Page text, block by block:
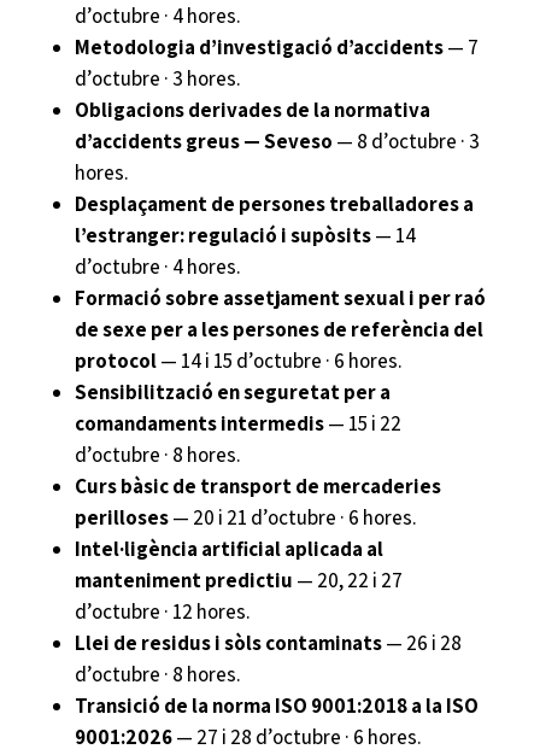
d’octubre · 4 hores.
Metodologia d’investigació d’accidents— 7
d’octubre · 3 hores.
Obligacions derivades de la normativa
d’accidents greus — Seveso — 8 d’octubre · 3
hores.
Desplaçament de persones treballadores a
l’estranger: regulació i supòsits— 14
d’octubre · 4 hores.
Formació sobre assetjament sexual i per raó
de sexe per a les persones de referència del
protocol— 14 i 15 d’octubre · 6 hores.
Sensibilització en seguretat per a
comandaments intermedis— 15 i 22
d’octubre · 8 hores.
Curs bàsic de transport de mercaderies
perilloses— 20 i 21 d’octubre · 6 hores.
Intel·ligència artificial aplicada al
manteniment predictiu — 20, 22 i 27
d’octubre · 12 hores.
Llei de residus i sòls contaminats— 26 i 28
d’octubre · 8 hores.
Transició de la norma ISO 9001:2018 a la ISO
9001:2026— 27 i 28 d’octubre · 6 hores.